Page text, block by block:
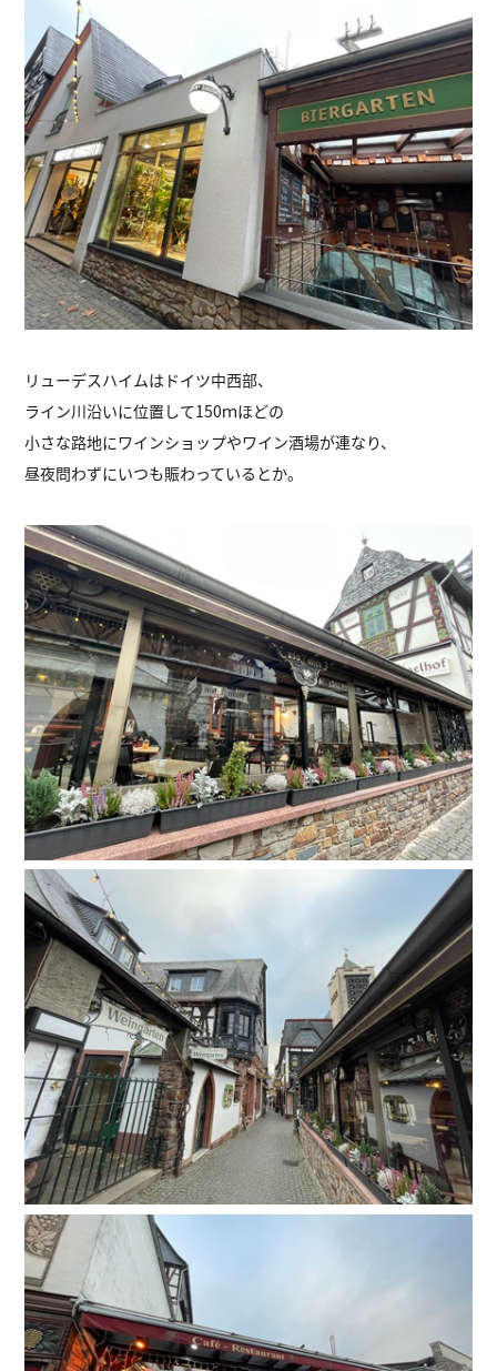
リューデスハイムはドイツ中西部、
ライン川沿いに位置して150ｍほどの
小さな路地にワインショップやワイン酒場が連なり、
昼夜問わずにいつも賑わっているとか。